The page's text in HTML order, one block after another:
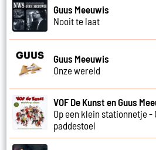
Guus Meeuwis
Nooit te laat
Guus Meeuwis
Onze wereld
VOF De Kunst en Guus
Op een klein stationnetje -
paddestoel